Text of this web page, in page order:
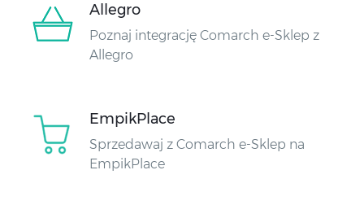
Allegro
Poznaj integrację Comarch e-Sklep z
Allegro
EmpikPlace
Sprzedawaj z Comarch e-Sklep na
EmpikPlace